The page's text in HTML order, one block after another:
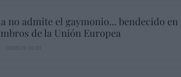
no admite el gaymonio... bendecido en
de la Unión Europea